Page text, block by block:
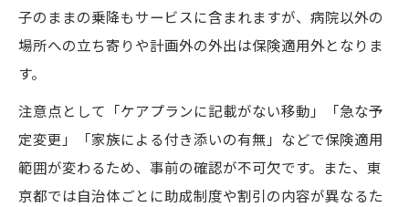
子のままの乗降もサービスに含まれますが、病院以外の
場所への立ち寄りや計画外の外出は保険適用外となりま
す。
注意点として「ケアプランに記載がない移動」「急な予
定変更」「家族による付き添いの有無」などで保険適用
範囲が変わるため、事前の確認が不可欠です。また、東
京都では自治体ごとに助成制度や割引の内容が異なるた